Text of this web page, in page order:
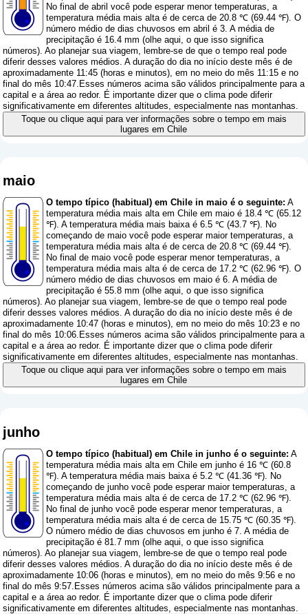
No final de abril você pode esperar menor temperaturas, a
temperatura média mais alta é de cerca de 20.8 ℃ (69.44 ℉). O
número médio de dias chuvosos em abril é 3. A média de
precipitação é 16.4 mm (olhe aqui, o que isso significa
números). Ao planejar sua viagem, lembre-se de que o tempo real pode
diferir desses valores médios. A duração do dia no início deste mês é de
aproximadamente 11:45 (horas e minutos), em no meio do mês 11:15 e no
final do mês 10:47.Esses números acima são válidos principalmente para a
capital e a área ao redor. É importante dizer que o clima pode diferir
significativamente em diferentes altitudes, especialmente nas montanhas.
Toque ou clique aqui para ver informações sobre o tempo em mais
lugares em Chile
maio
O tempo típico (habitual) em Chile in maio é o seguinte: A
temperatura média mais alta em Chile em maio é 18.4 ℃ (65.12
℉). A temperatura média mais baixa é 6.5 ℃ (43.7 ℉). No
começando de maio você pode esperar maior temperaturas, a
temperatura média mais alta é de cerca de 20.8 ℃ (69.44 ℉).
No final de maio você pode esperar menor temperaturas, a
temperatura média mais alta é de cerca de 17.2 ℃ (62.96 ℉). O
número médio de dias chuvosos em maio é 6. A média de
precipitação é 55.8 mm (olhe aqui, o que isso significa
números). Ao planejar sua viagem, lembre-se de que o tempo real pode
diferir desses valores médios. A duração do dia no início deste mês é de
aproximadamente 10:47 (horas e minutos), em no meio do mês 10:23 e no
final do mês 10:06.Esses números acima são válidos principalmente para a
capital e a área ao redor. É importante dizer que o clima pode diferir
significativamente em diferentes altitudes, especialmente nas montanhas.
Toque ou clique aqui para ver informações sobre o tempo em mais
lugares em Chile
junho
O tempo típico (habitual) em Chile in junho é o seguinte: A
temperatura média mais alta em Chile em junho é 16 ℃ (60.8
℉). A temperatura média mais baixa é 5.2 ℃ (41.36 ℉). No
começando de junho você pode esperar maior temperaturas, a
temperatura média mais alta é de cerca de 17.2 ℃ (62.96 ℉).
No final de junho você pode esperar menor temperaturas, a
temperatura média mais alta é de cerca de 15.75 ℃ (60.35 ℉).
O número médio de dias chuvosos em junho é 7. A média de
precipitação é 81.7 mm (olhe aqui, o que isso significa
números). Ao planejar sua viagem, lembre-se de que o tempo real pode
diferir desses valores médios. A duração do dia no início deste mês é de
aproximadamente 10:06 (horas e minutos), em no meio do mês 9:56 e no
final do mês 9:57.Esses números acima são válidos principalmente para a
capital e a área ao redor. É importante dizer que o clima pode diferir
significativamente em diferentes altitudes, especialmente nas montanhas.